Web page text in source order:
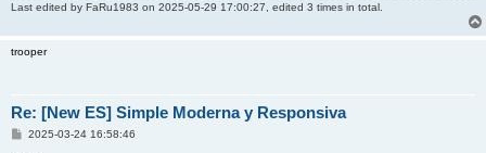
Last edited by FaRu1983 on 2025-05-29 17:00:27, edited 3 times in total.
trooper
Re: [New ES] Simple Moderna y Responsiva
P2025-03-24 16:58:46